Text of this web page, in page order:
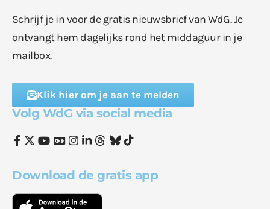
Schrijf je in voor de gratis nieuwsbrief van WdG. Je
ontvangt hem dagelijks rond het middaguur in je
mailbox.
Klik hier om je aan te melden
Volg WdG via social media
Download de gratis app